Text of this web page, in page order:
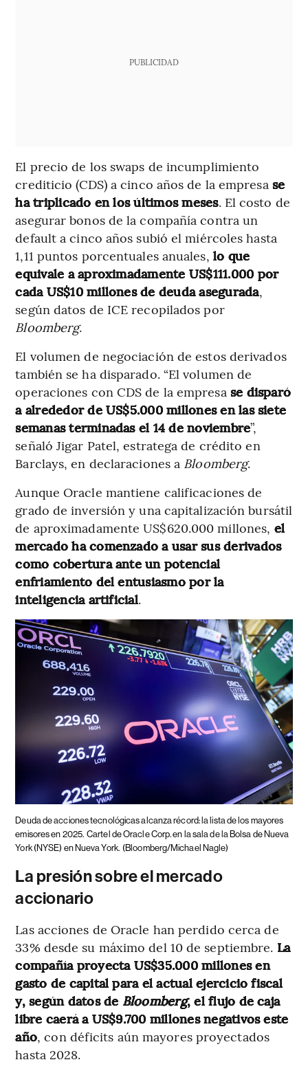
PUBLICIDAD
El precio de los swaps de incumplimiento
crediticio (CDS) a cinco años de la empresa se
ha triplicado en los últimos meses. El costo de
asegurar bonos de la compañía contra un
default a cinco años subió el miércoles hasta
1,11 puntos porcentuales anuales, lo que
equivale a aproximadamente US$111.000 por
cada US$10 millones de deuda asegurada,
según datos de ICE recopilados por
Bloomberg.
El volumen de negociación de estos derivados
también se ha disparado. “El volumen de
operaciones con CDS de la empresa se disparó
a alrededor de US$5.000 millones en las siete
semanas terminadas el 14 de noviembre”,
señaló Jigar Patel, estratega de crédito en
Barclays, en declaraciones a Bloomberg.
Aunque Oracle mantiene calificaciones de
grado de inversión y una capitalización bursátil
de aproximadamente US$620.000 millones, el
mercado ha comenzado a usar sus derivados
como cobertura ante un potencial
enfriamiento del entusiasmo por la
inteligencia artificial.
Deuda de acciones tecnológicas alcanza récord: la lista de los mayores
emisores en 2025. Cartel de Oracle Corp. en la sala de la Bolsa de Nueva
York (NYSE) en Nueva York. (Bloomberg/Michael Nagle)
La presión sobre el mercado
accionario
Las acciones de Oracle han perdido cerca de
33% desde su máximo del 10 de septiembre. La
compañía proyecta US$35.000 millones en
gasto de capital para el actual ejercicio fiscal
y, según datos de Bloomberg, el flujo de caja
libre caerá a US$9.700 millones negativos este
año, con déficits aún mayores proyectados
hasta 2028.